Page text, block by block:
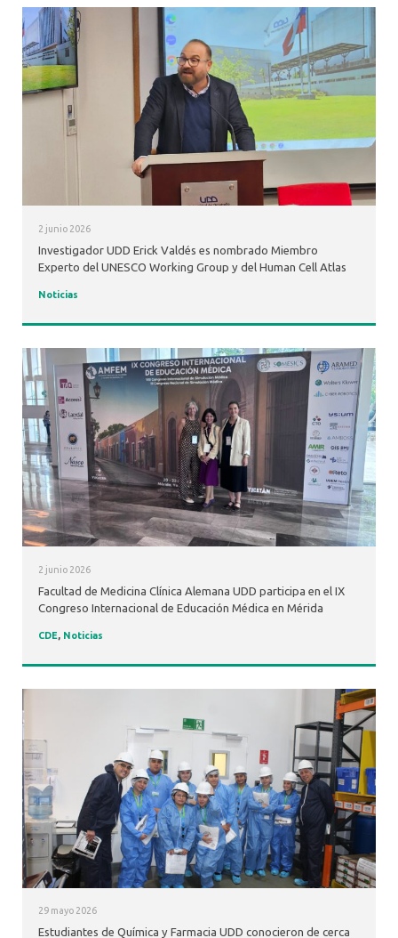
2 junio 2026
Investigador UDD Erick Valdés es nombrado Miembro
Experto del UNESCO Working Group y del Human Cell Atlas
Noticias
2 junio 2026
Facultad de Medicina Clínica Alemana UDD participa en el IX
Congreso Internacional de Educación Médica en Mérida
CDE, Noticias
29 mayo 2026
Estudiantes de Química y Farmacia UDD conocieron de cerca